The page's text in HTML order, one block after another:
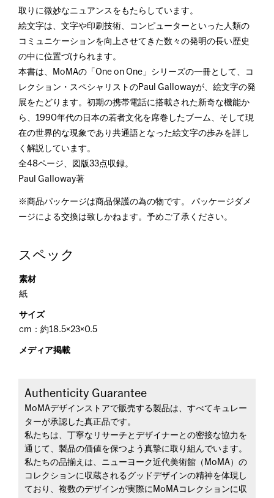
取りに微妙なニュアンスをもたらしています。
絵文字は、文字や印刷技術、コンピューターといった人類の
コミュニケーションを向上させてきた数々の発明の長い歴史
の中に位置づけられます。
本書は、MoMAの「One on One」シリーズの一冊として、コ
レクション・スペシャリストのPaul Gallowayが、絵文字の発
展をたどります。初期の携帯電話に搭載された新奇な機能か
ら、1990年代の日本の若者文化を席巻したブーム、そして現
在の世界的な現象であり共通語となった絵文字の歩みを詳し
く解説しています。
全48ページ、図版33点収録。
Paul Galloway著
※商品パッケージは商品保護の為の物です。 パッケージダメ
ージによる交換は致しかねます。予めご了承ください。
スペック
素材
紙
サイズ
cm：約18.5×23×0.5
メディア掲載
Authenticity Guarantee
MoMAデザインストアで販売する製品は、すべてキュレー
ターが承認した真正品です。
私たちは、丁寧なリサーチとデザイナーとの密接な協力を
通じて、製品の価値を保つよう真摯に取り組んでいます。
私たちの品揃えは、ニューヨーク近代美術館（MoMA）の
コレクションに収蔵されるグッドデザインの精神を体現し
ており、複数のデザインが実際にMoMAコレクションに収